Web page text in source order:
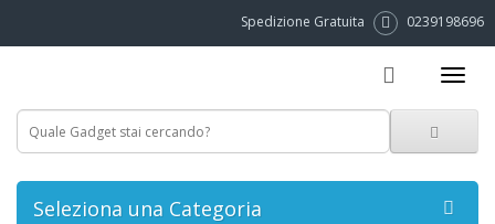
Spedizione Gratuita 0239198696
Seleziona una Categoria